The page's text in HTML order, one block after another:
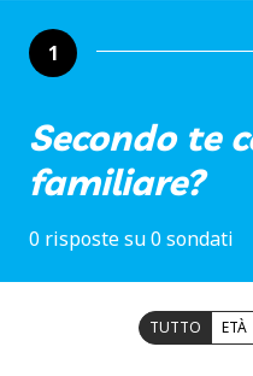
1
Secondo te
familiare?
0 risposte su 0 sondati
TUTTO ETÀ